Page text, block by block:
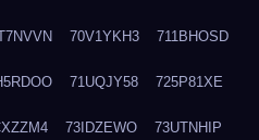
70V1YKH3 711BHOSD
71UQJY58 725P81XE
73IDZEWO 73UTNHIP